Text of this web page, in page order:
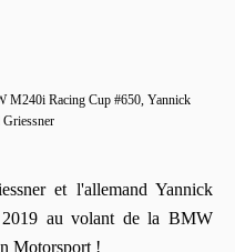
M240i Racing Cup #650, Yannick
et l'allemand Yannick
au volant de la BMW
Motorsport !